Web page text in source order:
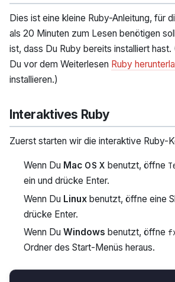
Dies ist eine kleine Ruby-Anleitung, für
als 20 Minuten zum Lesen benötigen
ist, dass Du Ruby bereits installiert
Du vor dem Weiterlesen Ruby
installieren.)
Interaktives Ruby
Zuerst starten wir die interaktive Ruby-
Wenn Du Mac OS X benutzt, öffne
ein und drücke Enter.
Wenn Du Linux benutzt, öffne eine
drücke Enter.
Wenn Du Windows benutzt, öffne
Ordner des Start-Menüs heraus.